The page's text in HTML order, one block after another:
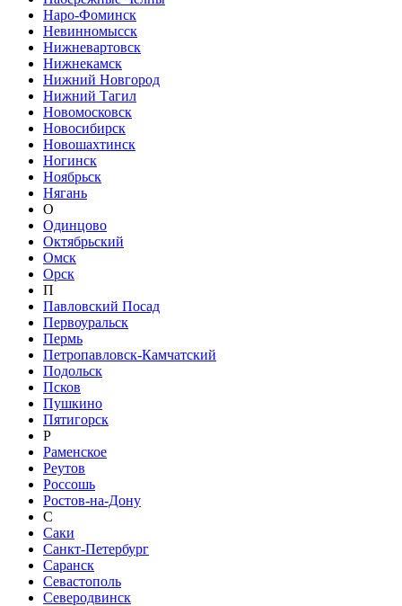
Наро-Фоминск
Невинномысск
Нижневартовск
Нижнекамск
Нижний Новгород
Нижний Тагил
Новомосковск
Новосибирск
Новошахтинск
Ногинск
Ноябрьск
Нягань
О
Одинцово
Октябрьский
Омск
Орск
П
Павловский Посад
Первоуральск
Пермь
Петропавловск-Камчатский
Подольск
Псков
Пушкино
Пятигорск
Р
Раменское
Реутов
Россошь
Ростов-на-Дону
С
Саки
Санкт-Петербург
Саранск
Севастополь
Северодвинск